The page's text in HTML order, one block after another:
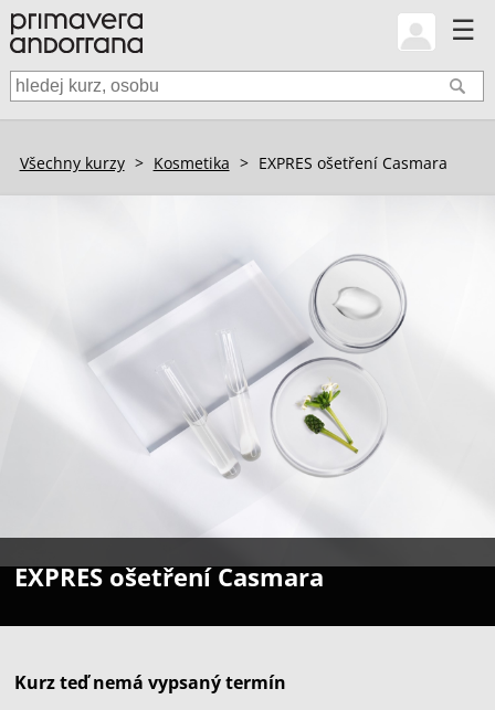
☰
Všechny kurzy > Kosmetika > EXPRES ošetření Casmara
EXPRES ošetření Casmara
Kurz teď nemá vypsaný termín